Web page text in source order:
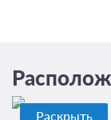
сейчас и 90%
Недостаточно
Раскрыть